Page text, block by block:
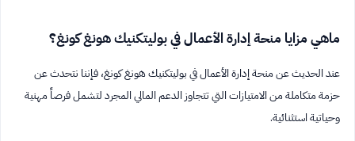
ماهي مزايا منحة إدارة الأعمال في بوليتكنيك هونغ كونغ؟
عند الحديث عن منحة إدارة الأعمال في بوليتكنيك هونغ كونغ، فإننا نتحدث عن
حزمة متكاملة من الامتيازات التي تتجاوز الدعم المالي المجرد لتشمل فرصاً مهنية
وحياتية استثنائية.